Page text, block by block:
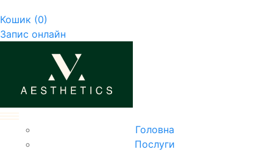
Кошик (0)
Запис онлайн
Головна
Послуги